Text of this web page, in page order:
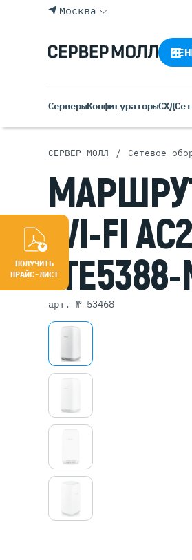
Москва
СерверыКонфигураторыСХД
СЕРВЕР МОЛЛ / Сетевое
WI-FI
арт. № 53468
ПОЛУЧИТЬ
ПРАЙС-ЛИСТ